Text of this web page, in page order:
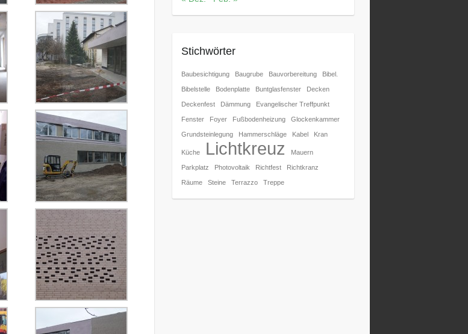
Stichwörter
Baubesichtigung Baugrube Bauvorbereitung Bibel.
Bibelstelle Bodenplatte Buntglasfenster Decken
Deckenfest Dämmung Evangelischer Treffpunkt
Fenster Foyer Fußbodenheizung Glockenkammer
Grundsteinlegung Hammerschläge Kabel Kran
Küche Lichtkreuz Mauern
Parkplatz Photovoltaik Richtfest Richtkranz
Räume Steine Terrazzo Treppe